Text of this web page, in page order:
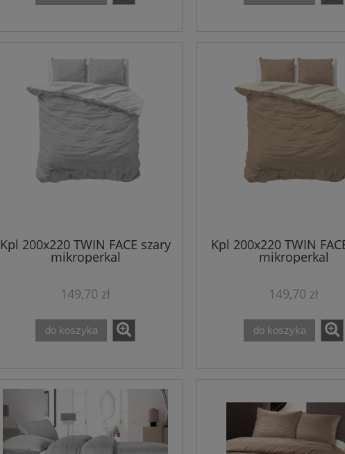
Kpl 200x220 TWIN FACE szary
mikroperkal
149,70 zł
do koszyka
Kpl 200x220 TWIN
mikroperkal
149,70 zł
do koszyka